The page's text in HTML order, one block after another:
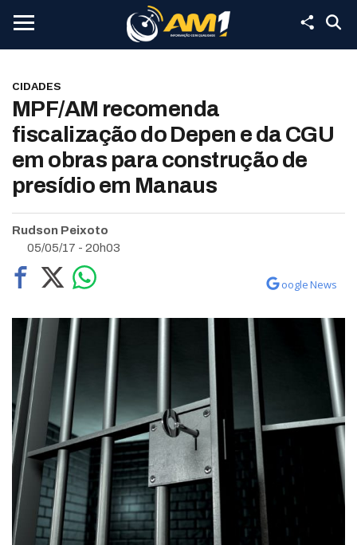
CIDADES
MPF/AM recomenda
fiscalização do Depen e da CGU
em obras para construção de
presídio em Manaus
Rudson Peixoto
05/05/17 - 20h03
oogle News